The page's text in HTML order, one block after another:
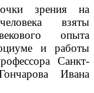
зрения на
взяты
опыта
и работы
Санкт-
Ивана